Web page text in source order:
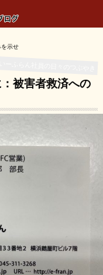
示せ
被害者救済への